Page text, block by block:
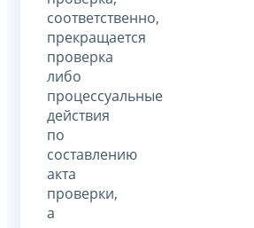
соответственно,
прекращается
проверка
либо
процессуальные
действия
по
составлению
акта
проверки,
а